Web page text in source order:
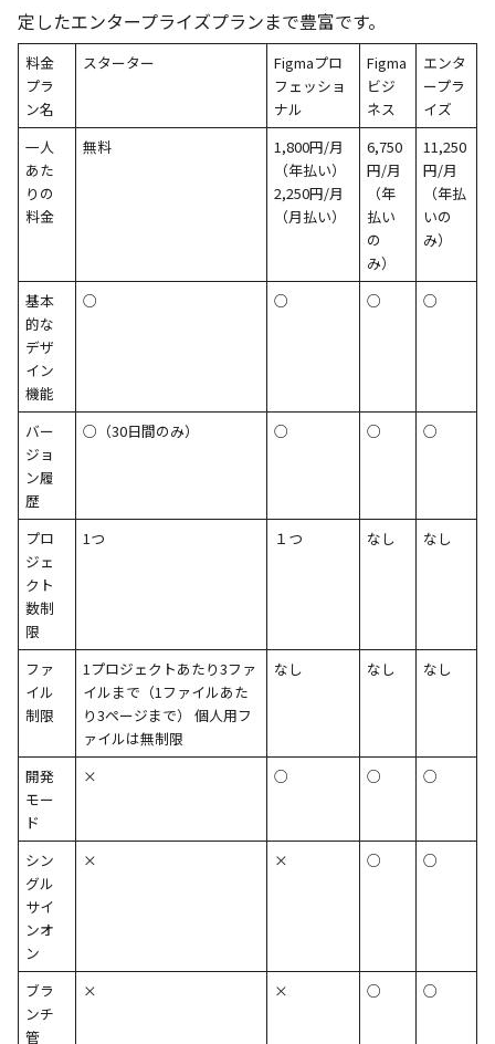
定したエンタープライズプランまで豊富です。
料金
プラ
ン名
スターター
Figmaプロ
フェッショ
ナル
Figma
ビジ
ネス
エンタ
ープラ
イズ
一人
あた
りの
料金
無料
1,800円/月
（年払い）
2,250円/月
（月払い）
6,750
円/月
（年
払い
の
み）
11,250
円/月
（年払
いの
み）
基本
的な
デザ
イン
機能
○ ○ ○ ○
バー
ジョ
ン履
歴
○（30日間のみ） ○ ○ ○
プロ
ジェ
クト
数制
限
1つ １つ なし なし
ファ
イル
制限
1プロジェクトあたり3ファ
イルまで（1ファイルあた
り3ページまで） 個人用フ
ァイルは無制限
なし なし なし
開発
モー
ド
× ○ ○ ○
シン
グル
サイ
ンオ
ン
× × ○ ○
ブラ
ンチ
管
× × ○ ○